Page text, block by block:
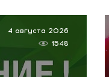
4 августа 2026
1548